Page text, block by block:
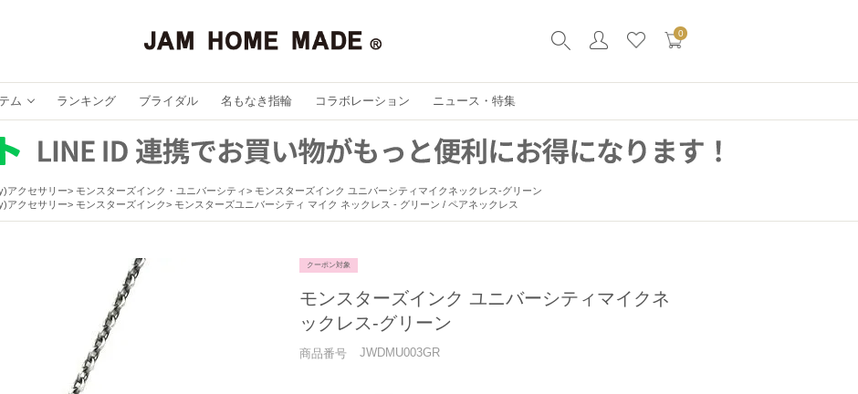
0
ム ランキング ブライダル 名もなき指輪 コラボレーション ニュース・特集
アクセサリー モンスターズインク・ユニバーシティ
モンスターズインク ユニバーシティマイクネックレス-グリーン
アクセサリー モンスターズインク モンスターズユニバーシティ マイク ネックレス - グリーン / ペアネックレス
クーポン対象
モンスターズインク ユニバーシティマイクネ
ックレス-グリーン
商品番号 JWDMU003GR